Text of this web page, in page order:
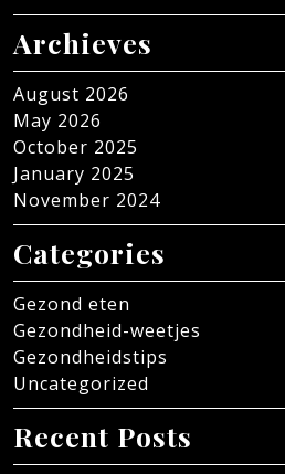
Archieves
August 2026
May 2026
October 2025
January 2025
November 2024
Categories
Gezond eten
Gezondheid-weetjes
Gezondheidstips
Uncategorized
Recent Posts